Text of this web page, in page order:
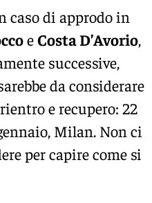
caso di approdo in
eCosta D’Avorio,
successive,
da considerare
e recupero: 22
Milan. Non ci
per capire come si